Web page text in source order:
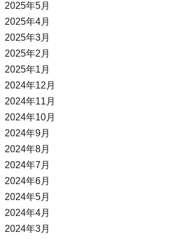
2025年5月
2025年4月
2025年3月
2025年2月
2025年1月
2024年12月
2024年11月
2024年10月
2024年9月
2024年8月
2024年7月
2024年6月
2024年5月
2024年4月
2024年3月